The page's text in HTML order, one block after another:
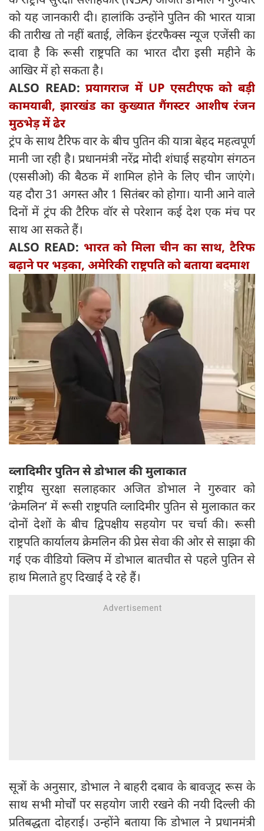
को यह जानकारी दी। हालांकि उन्होंने पुतिन की भारत यात्रा
की तारीख तो नहीं बताई, लेकिन इंटरफैक्स न्यूज एजेंसी का
दावा है कि रूसी राष्ट्रपति का भारत दौरा इसी महीने के
आखिर में हो सकता है।
ALSO READ:प्रयागराज में UP एसटीएफ को बड़ी
कामयाबी, झारखंड का कुख्यात गैंगस्टर आशीष रंजन
मुठभेड़ में ढेर
ट्रंप के साथ टैरिफ वार के बीच पुतिन की यात्रा बेहद महत्वपूर्ण
मानी जा रही है। प्रधानमंत्री नरेंद्र मोदी शंघाई सहयोग संगठन
(एससीओ) की बैठक में शामिल होने के लिए चीन जाएंगे।
यह दौरा 31 अगस्त और 1 सितंबर को होगा। यानी आने वाले
दिनों में ट्रंप की टैरिफ वॉर से परेशान कई देश एक मंच पर
साथ आ सकते हैं।
ALSO READ: भारत को मिला चीन का साथ, टैरिफ
बढ़ाने पर भड़का, अमेरिकी राष्ट्रपति को बताया बदमाश
व्लादिमीर पुतिन से डोभाल की मुलाकात
राष्ट्रीय सुरक्षा सलाहकार अजित डोभाल ने गुरुवार को
‘क्रेमलिन’ में रूसी राष्ट्रपति व्लादिमीर पुतिन से मुलाकात कर
दोनों देशों के बीच द्विपक्षीय सहयोग पर चर्चा की। रूसी
राष्ट्रपति कार्यालय क्रेमलिन की प्रेस सेवा की ओर से साझा की
गई एक वीडियो क्लिप में डोभाल बातचीत से पहले पुतिन से
हाथ मिलाते हुए दिखाई दे रहे हैं।
सूत्रों के अनुसार, डोभाल ने बाहरी दबाव के बावजूद रूस के
साथ सभी मोर्चों पर सहयोग जारी रखने की नयी दिल्ली की
प्रतिबद्धता दोहराई। उन्होंने बताया कि डोभाल ने प्रधानमंत्री